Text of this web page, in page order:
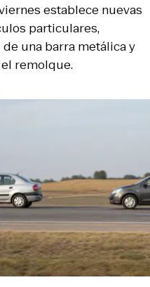
establece nuevas
particulares,
una barra metálica y
remolque.